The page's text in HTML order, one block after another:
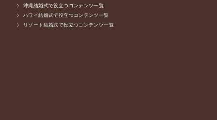
沖縄結婚式で役立つコンテンツ一覧
ハワイ結婚式で役立つコンテンツ一覧
リゾート結婚式で役立つコンテンツ一覧